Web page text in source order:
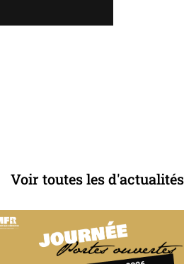
Voir toutes les d'actualités